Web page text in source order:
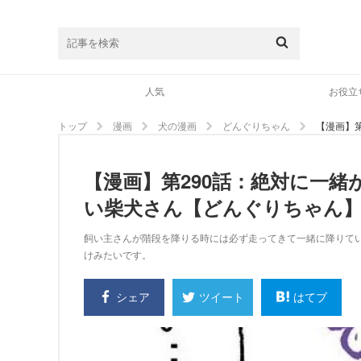
人気 お役立
トップ 漫画 犬の漫画 どんぐりちゃん 【漫画
【漫画】第290話：絶対に一
い柴犬さん【どんぐりちゃん
飼い主さんが階段を降りる時には必ず走ってきて一緒に降り
けみたいです。
シェア ツイート はてブ